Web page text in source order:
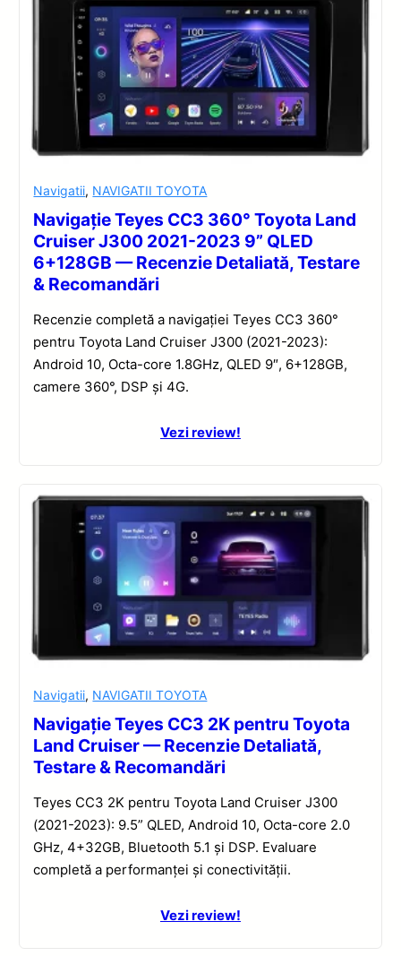
Navigatii, NAVIGATII TOYOTA
Navigație Teyes CC3 360° Toyota Land
Cruiser J300 2021-2023 9” QLED
6+128GB — Recenzie Detaliată, Testare
& Recomandări
Recenzie completă a navigației Teyes CC3 360°
pentru Toyota Land Cruiser J300 (2021-2023):
Android 10, Octa-core 1.8GHz, QLED 9″, 6+128GB,
camere 360°, DSP și 4G.
Vezi review!
Navigatii, NAVIGATII TOYOTA
Navigație Teyes CC3 2K pentru Toyota
Land Cruiser — Recenzie Detaliată,
Testare & Recomandări
Teyes CC3 2K pentru Toyota Land Cruiser J300
(2021-2023): 9.5” QLED, Android 10, Octa-core 2.0
GHz, 4+32GB, Bluetooth 5.1 și DSP. Evaluare
completă a performanței și conectivității.
Vezi review!